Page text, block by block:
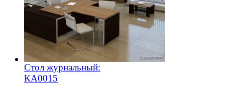
Стол журнальный:
КА0015